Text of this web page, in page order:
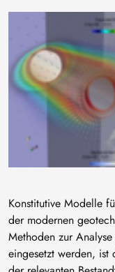
Konstitutive Modelle
der modernen
Methoden zur
eingesetzt werden, ist